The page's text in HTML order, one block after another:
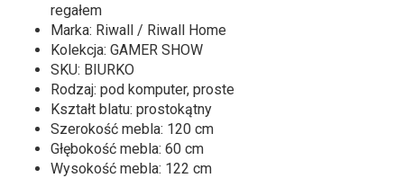
regałem
Marka: Riwall / Riwall Home
Kolekcja: GAMER SHOW
SKU: BIURKO
Rodzaj: pod komputer, proste
Kształt blatu: prostokątny
Szerokość mebla: 120 cm
Głębokość mebla: 60 cm
Wysokość mebla: 122 cm